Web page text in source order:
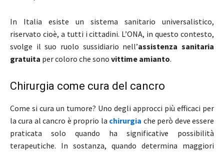
In Italia esiste un sistema sanitario universalistico,
riservato cioè, a tutti i cittadini. L’ONA, in questo contesto,
svolge il suo ruolo sussidiario nell’assistenza sanitaria
gratuita per coloro che sono vittime amianto.
Chirurgia come cura del cancro
Come si cura un tumore? Uno degli approcci più efficaci per
la cura al cancro è proprio la chirurgia che però deve essere
praticata solo quando ha significative possibilità
terapeutiche. In sostanza, quando determina maggiori